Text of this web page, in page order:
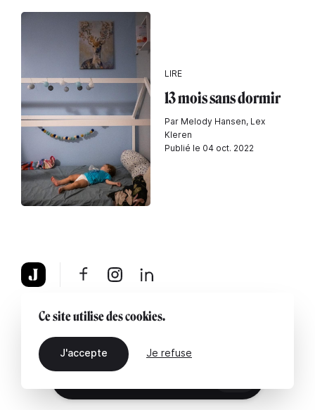
LIRE
13 mois sans dormir
Par Melody Hansen, Lex
Kleren
Publié le 04 oct. 2022
À propos Mentions légales Contactez-nous
Ce site utilise des cookies.
J'accepte Je refuse